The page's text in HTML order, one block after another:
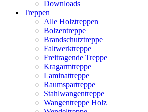
Downloads
Treppen
Alle Holztreppen
Bolzentreppe
Brandschutztreppe
Faltwerktreppe
Freitragende Treppe
Kragarmtreppe
Laminattreppe
Raumspartreppe
Stahlwangentreppe
Wangentreppe Holz